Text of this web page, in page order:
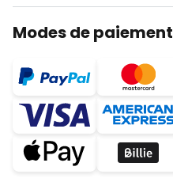
Modes de paiement